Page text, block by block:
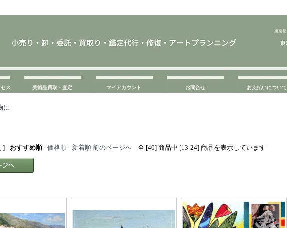
ス 美術品買取・査定 マイアカウント お問合せ お支払いについて
に
] - おすすめ順- 価格順 - 新着順 前のページへ 全 [40] 商品中 [13-24] 商品を表示しています